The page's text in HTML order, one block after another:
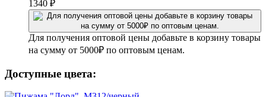
1340 ₽
Для получения оптовой цены добавьте в корзину товары
на сумму от 5000₽ по оптовым ценам.
Доступные цвета: